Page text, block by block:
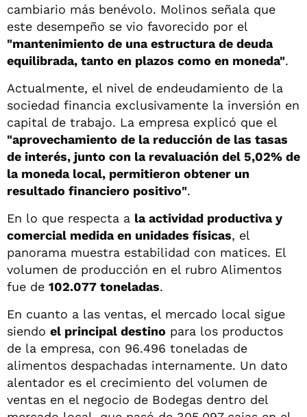
cambiario más benévolo. Molinos señala que
este desempeño se vio favorecido por el
"mantenimiento de una estructura de deuda
equilibrada, tanto en plazos como en moneda".
Actualmente, el nivel de endeudamiento de la
sociedad financia exclusivamente la inversión en
capital de trabajo. La empresa explicó que el
"aprovechamiento de la reducción de las tasas
de interés, junto con la revaluación del 5,02% de
la moneda local, permitieron obtener un
resultado financiero positivo".
En lo que respecta a la actividad productiva y
comercial medida en unidades físicas, el
panorama muestra estabilidad con matices. El
volumen de producción en el rubro Alimentos
fue de 102.077 toneladas.
En cuanto a las ventas, el mercado local sigue
siendo el principal destino para los productos
de la empresa, con 96.496 toneladas de
alimentos despachadas internamente. Un dato
alentador es el crecimiento del volumen de
ventas en el negocio de Bodegas dentro del